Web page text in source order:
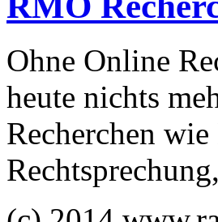
Ohne Online
heute nichts
Recherchen